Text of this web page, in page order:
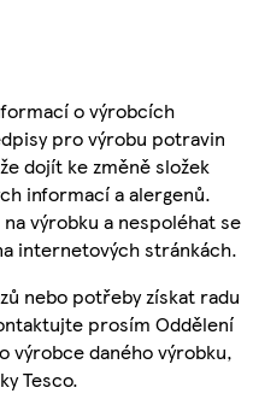
o výrobcích
pro výrobu potravin
dojít ke změně složek
informací a alergenů.
výrobku a nespoléhat se
internetových stránkách.
nebo potřeby získat radu
prosím Oddělení
výrobce daného výrobku,
Tesco.